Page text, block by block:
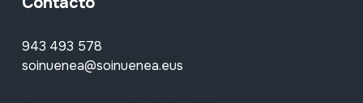
943 493 578
soinuenea@soinuenea.eus